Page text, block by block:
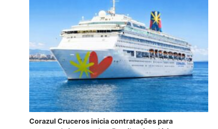
Corazul Cruceros inicia contratações para